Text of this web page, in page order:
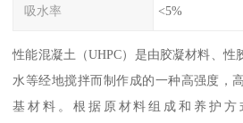
吸水率 <5%
性能混凝土（UHPC）是由胶凝材料、性
水等经地搅拌而制作成的一种高强度，
基材料。根据原材料组成和养护